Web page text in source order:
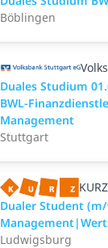
Böblingen
Duales Studium
BWL-
Management
Stuttgart
Dualer Student
Ludwigsburg